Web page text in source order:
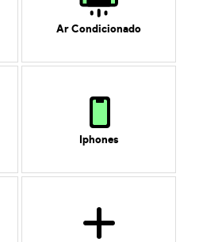
Ar Condicionado
Iphones